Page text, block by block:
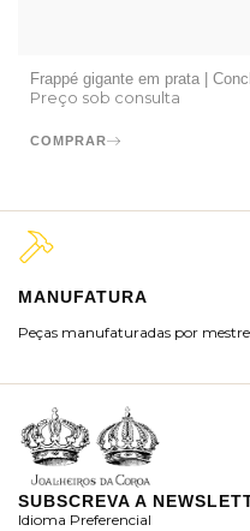
Frappé gigante em prata |
Preço sob consulta
COMPRAR
MANUFATURA
Peças manufaturadas por
SUBSCREVA A
Idioma Preferencial